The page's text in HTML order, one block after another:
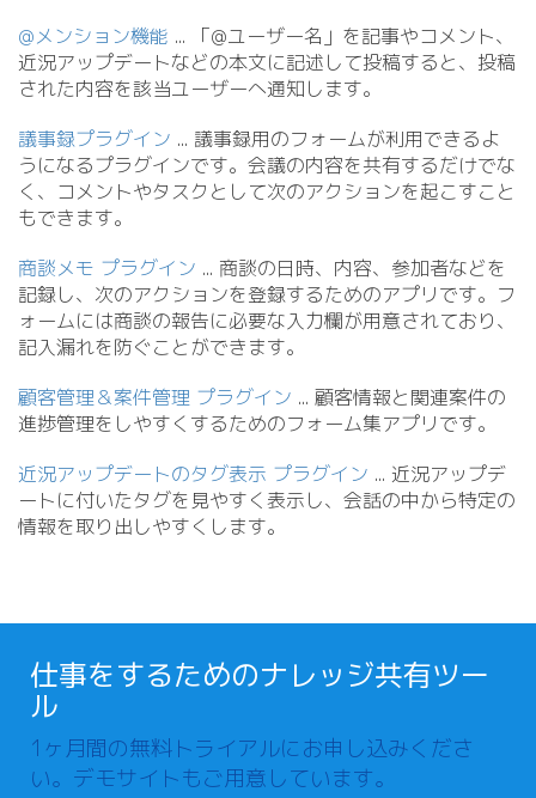
@メンション機能 ... 「@ユーザー名」を記事やコメント、
近況アップデートなどの本文に記述して投稿すると、投稿
された内容を該当ユーザーへ通知します。
議事録プラグイン ... 議事録用のフォームが利用できるよ
うになるプラグインです。会議の内容を共有するだけでな
く、コメントやタスクとして次のアクションを起こすこと
もできます。
商談メモ プラグイン ... 商談の日時、内容、参加者などを
記録し、次のアクションを登録するためのアプリです。フ
ォームには商談の報告に必要な入力欄が用意されており、
記入漏れを防ぐことができます。
顧客管理＆案件管理 プラグイン ... 顧客情報と関連案件の
進捗管理をしやすくするためのフォーム集アプリです。
近況アップデートのタグ表示 プラグイン ... 近況アップデ
ートに付いたタグを見やすく表示し、会話の中から特定の
情報を取り出しやすくします。
仕事をするためのナレッジ共有ツー
ル
1ヶ月間の無料トライアルにお申し込みくださ
い。デモサイトもご用意しています。